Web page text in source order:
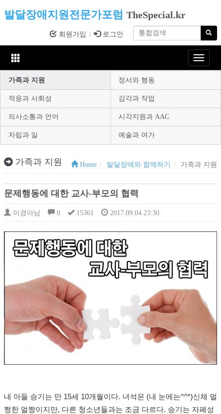
발달장애지원전문가포럼 TheSpecial.kr
회원가입 로그인
Toggle
가족과 지원
정서와 행동
적응과 사회성 감각과 작업
의사소통과 언어 시각지원과 AAC
자립과 일 예술과 여가
가족과 지원 Home 발달장애와 함께하기 가족과 지원
문제행동에 대한 교사-부모의 협력
이경아님 0 15361 2017.09.04 23:30
내 아들 승기는 만 15세 10개월이다. 녀석은 (내 눈에는^^*)신체 멀
쩡한 얼짱이지만, 다른 청소년들과는 조금 다르다. 승기는 자폐성